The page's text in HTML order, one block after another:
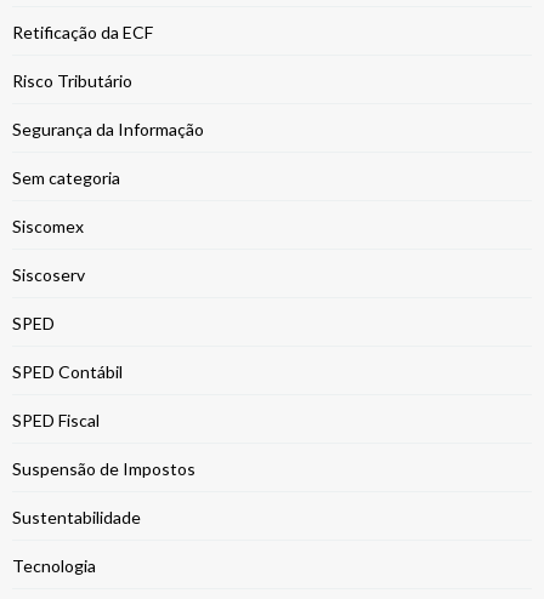
Retificação da ECF
Risco Tributário
Segurança da Informação
Sem categoria
Siscomex
Siscoserv
SPED
SPED Contábil
SPED Fiscal
Suspensão de Impostos
Sustentabilidade
Tecnologia